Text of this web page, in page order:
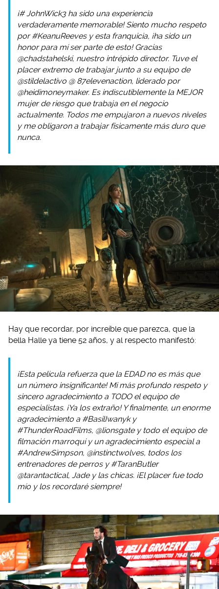
¡# JohnWick3 ha sido una experiencia
verdaderamente memorable! Siento mucho respeto
por #KeanuReeves y esta franquicia, ¡ha sido un
honor para mí ser parte de esto! Gracias
@chadstahelski, nuestro intrépido director. Tuve el
placer extremo de trabajar junto a su equipo de
@stildelactivo @ 87elevenaction, liderado por
@heidimoneymaker. Es indiscutiblemente la MEJOR
mujer de riesgo que trabaja en el negocio
actualmente. Todos me empujaron a nuevos niveles
y me obligaron a trabajar físicamente más duro que
nunca.
Hay que recordar, por increíble que parezca, que la
bella Halle ya tiene 52 años, y al respecto manifestó:
¡Esta película refuerza que la EDAD no es más que
un número insignificante! Mi más profundo respeto y
sincero agradecimiento a TODO el equipo de
especialistas. ¡Ya los extraño! Y finalmente, un enorme
agradecimiento a #BasilIwanyk y
#ThunderRoadFilms, @lionsgate y todo el equipo de
filmación marroquí y un agradecimiento especial a
#AndrewSimpson, @instinctwolves, todos los
entrenadores de perros y #TaranButler
@tarantactical, Jade y las chicas. ¡El placer fue todo
mío y los recordaré siempre!